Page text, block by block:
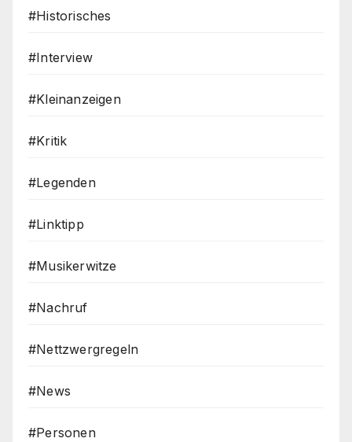
#Historisches
#Interview
#Kleinanzeigen
#Kritik
#Legenden
#Linktipp
#Musikerwitze
#Nachruf
#Nettzwergregeln
#News
#Personen